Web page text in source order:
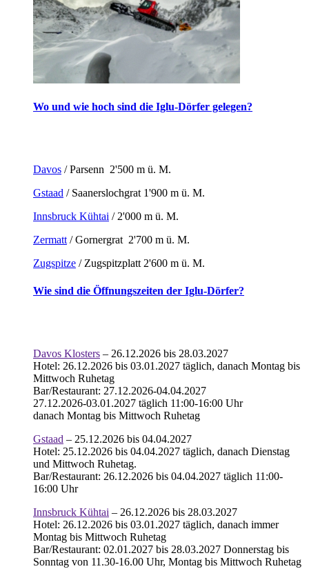
Wo und wie hoch sind die Iglu-Dörfer gelegen?
Davos / Parsenn 2'500 m ü. M.
Gstaad / Saanerslochgrat 1'900 m ü. M.
Innsbruck Kühtai / 2'000 m ü. M.
Zermatt/ Gornergrat 2'700 m ü. M.
Zugspitze / Zugspitzplatt 2'600 m ü. M.
Wie sind die Öffnungszeiten der Iglu-Dörfer?
Davos Klosters – 26.12.2026 bis 28.03.2027
Hotel: 26.12.2026 bis 03.01.2027 täglich, danach Montag bis
Mittwoch Ruhetag
Bar/Restaurant: 27.12.2026-04.04.2027
27.12.2026-03.01.2027 täglich 11:00-16:00 Uhr
danach Montag bis Mittwoch Ruhetag
Gstaad – 25.12.2026 bis 04.04.2027
Hotel: 25.12.2026 bis 04.04.2027 täglich, danach Dienstag
und Mittwoch Ruhetag.
Bar/Restaurant: 26.12.2026 bis 04.04.2027 täglich 11:00-
16:00 Uhr
Innsbruck Kühtai – 26.12.2026 bis 28.03.2027
Hotel: 26.12.2026 bis 03.01.2027 täglich, danach immer
Montag bis Mittwoch Ruhetag
Bar/Restaurant: 02.01.2027 bis 28.03.2027 Donnerstag bis
Sonntag von 11.30-16.00 Uhr, Montag bis Mittwoch Ruhetag